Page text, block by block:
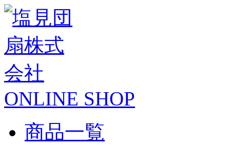
ONLINE SHOP
商品一覧